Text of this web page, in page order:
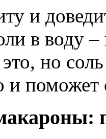
и
в воду
но
поможет